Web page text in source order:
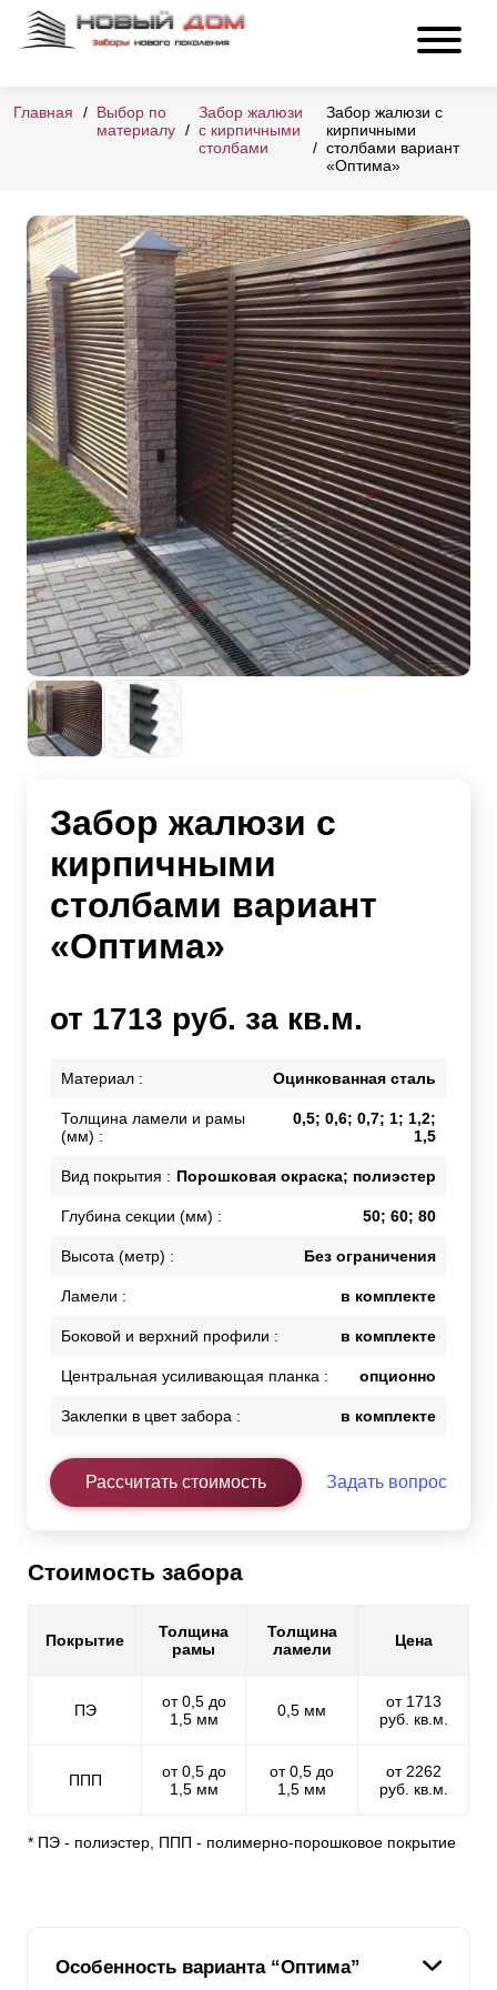
Главная
Выбор по
материалу
Забор жалюзи
с кирпичными
столбами
Забор жалюзи с
кирпичными
столбами вариант
«Оптима»
Забор жалюзи с
кирпичными
столбами вариант
«Оптима»
от 1713 руб. за кв.м.
Материал : Оцинкованная сталь
Толщина ламели и рамы
(мм) :
0,5; 0,6; 0,7; 1; 1,2;
1,5
Вид покрытия : Порошковая окраска; полиэстер
Глубина секции (мм) : 50; 60; 80
Высота (метр) : Без ограничения
Ламели : в комплекте
Боковой и верхний профили : в комплекте
Центральная усиливающая планка : опционно
Заклепки в цвет забора : в комплекте
Рассчитать стоимость Задать вопрос
Стоимость забора
Покрытие
Толщина
рамы
Толщина
ламели
Цена
ПЭ
от 0,5 до
1,5 мм
0,5 мм
от 1713
руб. кв.м.
ППП
от 0,5 до
1,5 мм
от 0,5 до
1,5 мм
от 2262
руб. кв.м.
* ПЭ - полиэстер, ППП - полимерно-порошковое покрытие
Особенность варианта “Оптима”